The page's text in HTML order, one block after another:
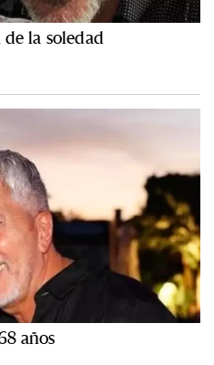
la soledad
años